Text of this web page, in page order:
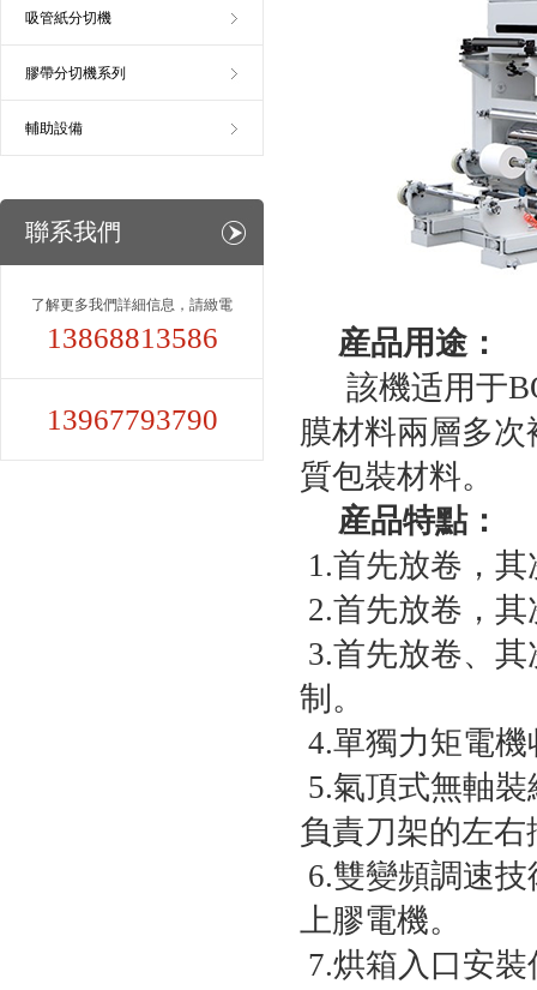
産品用途：
該機适用于
膜材料兩層多
質包裝材料。
産品特點：
1.首先放卷，
2.首先放卷，
3.首先放卷、
制。
4.單獨力矩電
5.氣頂式無軸
負責刀架的左右
6.雙變頻調速
上膠電機。
7.烘箱入口安
吸管紙分切機
膠帶分切機系列
輔助設備
聯系我們
了解更多我們詳細信息，請緻電
13868813586
13967793790